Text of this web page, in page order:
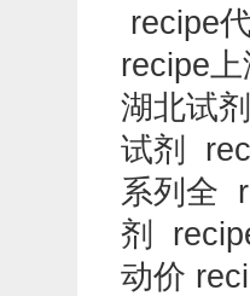
recipe
recipe上
湖北试剂
试剂
系列全
剂
动价